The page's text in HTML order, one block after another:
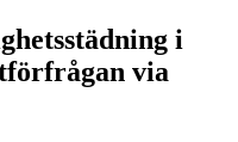
i
via